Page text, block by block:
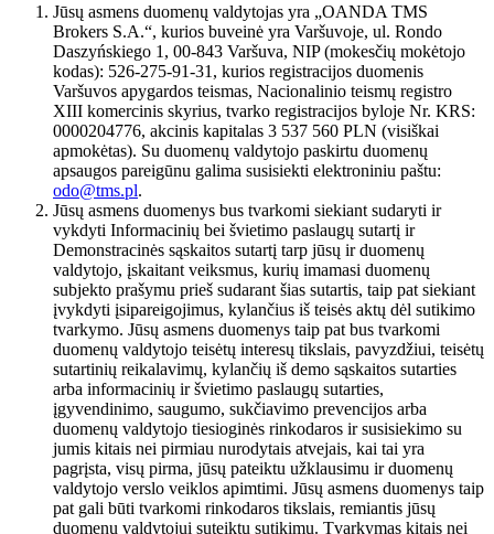
Jūsų asmens duomenų valdytojas yra „OANDA TMS
Brokers S.A.“, kurios buveinė yra Varšuvoje, ul. Rondo
Daszyńskiego 1, 00-843 Varšuva, NIP (mokesčių mokėtojo
kodas): 526-275-91-31, kurios registracijos duomenis
Varšuvos apygardos teismas, Nacionalinio teismų registro
XIII komercinis skyrius, tvarko registracijos byloje Nr. KRS:
0000204776, akcinis kapitalas 3 537 560 PLN (visiškai
apmokėtas). Su duomenų valdytojo paskirtu duomenų
apsaugos pareigūnu galima susisiekti elektroniniu paštu:
odo@tms.pl.
Jūsų asmens duomenys bus tvarkomi siekiant sudaryti ir
vykdyti Informacinių bei švietimo paslaugų sutartį ir
Demonstracinės sąskaitos sutartį tarp jūsų ir duomenų
valdytojo, įskaitant veiksmus, kurių imamasi duomenų
subjekto prašymu prieš sudarant šias sutartis, taip pat siekiant
įvykdyti įsipareigojimus, kylančius iš teisės aktų dėl sutikimo
tvarkymo. Jūsų asmens duomenys taip pat bus tvarkomi
duomenų valdytojo teisėtų interesų tikslais, pavyzdžiui, teisėtų
sutartinių reikalavimų, kylančių iš demo sąskaitos sutarties
arba informacinių ir švietimo paslaugų sutarties,
įgyvendinimo, saugumo, sukčiavimo prevencijos arba
duomenų valdytojo tiesioginės rinkodaros ir susisiekimo su
jumis kitais nei pirmiau nurodytais atvejais, kai tai yra
pagrįsta, visų pirma, jūsų pateiktu užklausimu ir duomenų
valdytojo verslo veiklos apimtimi. Jūsų asmens duomenys taip
pat gali būti tvarkomi rinkodaros tikslais, remiantis jūsų
duomenų valdytojui suteiktu sutikimu. Tvarkymas kitais nei